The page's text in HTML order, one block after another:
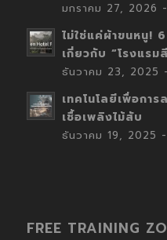
มกราคม 27, 2026
ไม่ใช่แค่ผ้าขนหนู!
เกี่ยวกับ “โรงแรม
ธันวาคม 23, 2025
เทคโนโลยีเพื่อกา
เชื้อเพลิงไม้สับ
ธันวาคม 19, 2025
FREE TRAINING